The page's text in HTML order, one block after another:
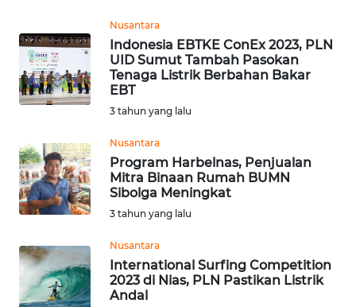
Nusantara
Indonesia EBTKE ConEx 2023, PLN
UID Sumut Tambah Pasokan
Tenaga Listrik Berbahan Bakar
EBT
3 tahun yang lalu
Nusantara
Program Harbelnas, Penjualan
Mitra Binaan Rumah BUMN
Sibolga Meningkat
3 tahun yang lalu
Nusantara
International Surfing Competition
2023 di Nias, PLN Pastikan Listrik
Andal
WN
SUKABUMI
WN
PURWAKARTA
WN
PRIANGAN
TIMUR
WN
SOLO